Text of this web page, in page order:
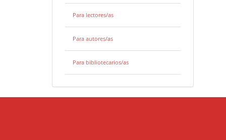
Para lectores/as
Para autores/as
Para bibliotecarios/as